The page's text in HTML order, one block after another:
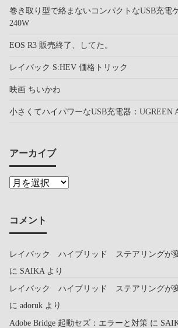
巻き取り型で絡まないコンパクトなUSB充電
240W
EOS R3 販売終了、してた。
レイバック S:HEV 価格トリック
映画 ちいかわ
小さくてハイパワーなUSB充電器：UGREEN
アーカイブ
コメント
レイバック ハイブリッド ステアリングが
に SAIKA より
レイバック ハイブリッド ステアリングが
に adoruk より
Adobe Bridge 起動セズ：エラーと対策 に